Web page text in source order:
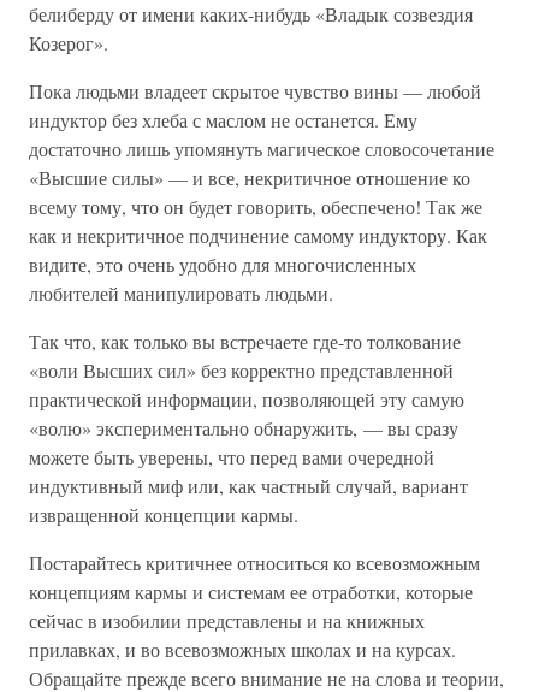
белиберду от имени каких-нибудь «Владык созвездия
Козерог».
Пока людьми владеет скрытое чувство вины — любой
индуктор без хлеба с маслом не останется. Ему
достаточно лишь упомянуть магическое словосочетание
«Высшие силы» — и все, некритичное отношение ко
всему тому, что он будет говорить, обеспечено! Так же
как и некритичное подчинение самому индуктору. Как
видите, это очень удобно для многочисленных
любителей манипулировать людьми.
Так что, как только вы встречаете где-то толкование
«воли Высших сил» без корректно представленной
практической информации, позволяющей эту самую
«волю» экспериментально обнаружить, — вы сразу
можете быть уверены, что перед вами очередной
индуктивный миф или, как частный случай, вариант
извращенной концепции кармы.
Постарайтесь критичнее относиться ко всевозможным
концепциям кармы и системам ее отработки, которые
сейчас в изобилии представлены и на книжных
прилавках, и во всевозможных школах и на курсах.
Обращайте прежде всего внимание не на слова и теории,